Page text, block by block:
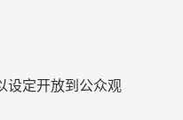
设定开放到公众观